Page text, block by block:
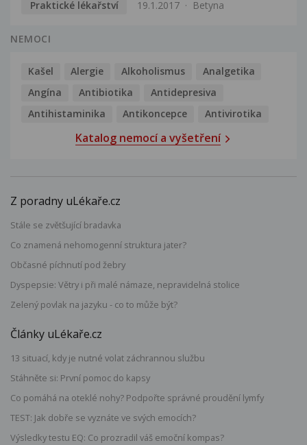
Praktické lékařství 19.1.2017 Betyna
NEMOCI
Kašel Alergie Alkoholismus
Analgetika
Angína
Antibiotika
Antidepresiva
Antihistaminika
Antikoncepce Antivirotika
Katalog nemocí a vyšetření
Z poradny uLékaře.cz
Stále se zvětšující bradavka
Co znamená nehomogenní struktura jater?
Občasné píchnutí pod žebry
Dyspepsie: Větry i při malé námaze, nepravidelná stolice
Zelený povlak na jazyku - co to může být?
Články uLékaře.cz
13 situací, kdy je nutné volat záchrannou službu
Stáhněte si: První pomoc do kapsy
Co pomáhá na oteklé nohy? Podpořte správné proudění lymfy
TEST: Jak dobře se vyznáte ve svých emocích?
Výsledky testu EQ: Co prozradil váš emoční kompas?